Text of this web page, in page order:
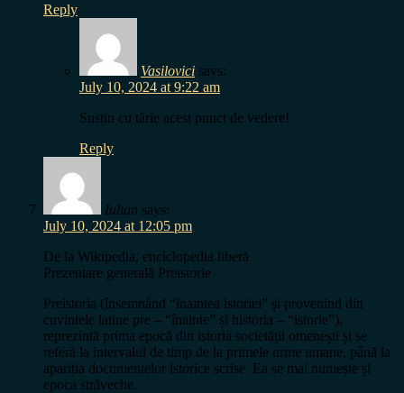
Reply
Vasilovici says:
July 10, 2024 at 9:22 am
Susțin cu tărie acest punct de vedere!
Reply
Iulian says:
July 10, 2024 at 12:05 pm
De la Wikipedia, enciclopedia liberă
Prezentare generală Preistorie
Preistoria (însemnând “înaintea istoriei” și provenind din
cuvintele latine pre – “înainte” și historia – “istorie”),
reprezintă prima epocă din istoria societății omenești și se
referă la intervalul de timp de la primele urme umane, până la
apariția documentelor istorice scrise. Ea se mai numește și
epoca străveche.